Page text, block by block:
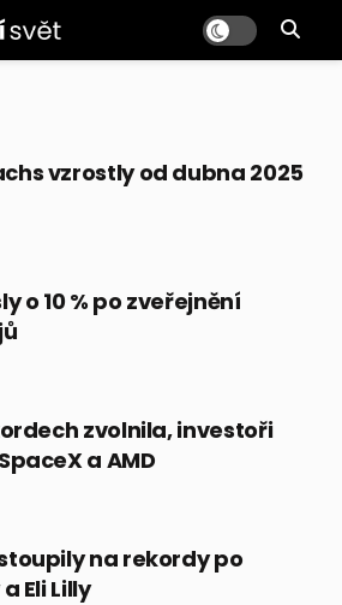
vzrostly od dubna 2025
o 10 % po zveřejnění
zvolnila, investoři
a AMD
na rekordy po
Eli Lilly